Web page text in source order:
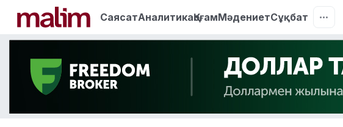
СаясатАналитикаҚоғамМәдениетСұқбат